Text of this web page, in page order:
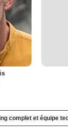
complet et équipe